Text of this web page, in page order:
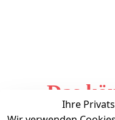
Das
Ihre